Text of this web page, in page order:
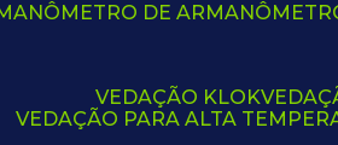
MANÔMETRO DE AR
VEDAÇÃO KLOK
VEDAÇÃO PARA ALTA